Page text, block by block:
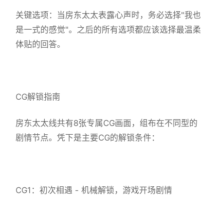
关键选项：当房东太太表露心声时，务必选择"我也
是一式的感觉"。之后的所有选项都应该选择最温柔
体贴的回答。
CG解锁指南
房东太太线共有8张专属CG画面，组布在不同型的
剧情节点。凭下是主要CG的解锁条件：
CG1：初次相遇 - 机械解锁，游戏开场剧情